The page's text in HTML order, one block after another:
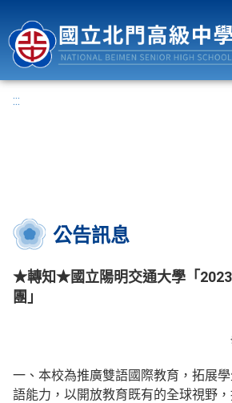
:::
公告訊息
★轉知★國立陽明交通大學「
團」
一、本校為推廣雙語國際教育，拓展
語能力，以開放教育既有的全球視野